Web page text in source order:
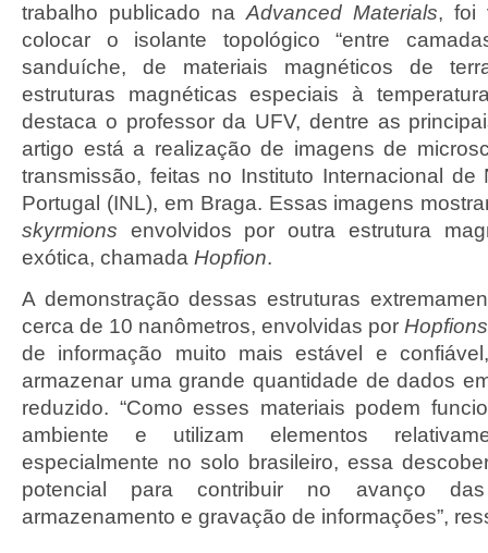
trabalho publicado na Advanced Materials, foi
colocar o isolante topológico “entre
sanduíche, de materiais magnéticos de
estruturas magnéticas especiais à
destaca o professor da UFV, dentre as
artigo está a realização de imagens de
transmissão, feitas no Instituto Internacional de
Portugal (INL), em Braga. Essas imagens
skyrmions envolvidos por outra estrutura
exótica, chamada Hopfion.
A demonstração dessas estruturas
cerca de 10 nanômetros, envolvidas por Hopfions
de informação muito mais estável e
armazenar uma grande quantidade de dados
reduzido. “Como esses materiais podem
ambiente e utilizam elementos
especialmente no solo brasileiro, essa
potencial para contribuir no avanço
armazenamento e gravação de informações”,